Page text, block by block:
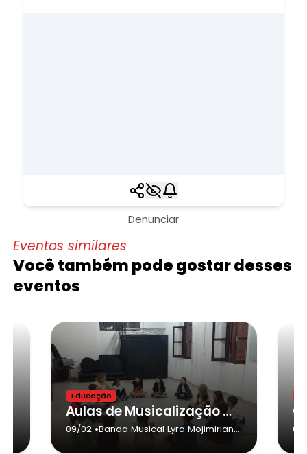
Denunciar
Eventos similares
Você também pode gostar desses
eventos
Educação
Aulas de Musicalização Infantil
09/02 •Banda Musical Lyra Mojimiriana